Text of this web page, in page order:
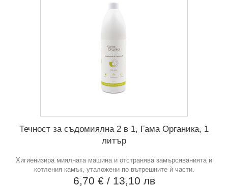
Течност за съдомиялна 2 в 1, Гама Органика, 1
литър
Хигиенизира миялната машина и отстранява замърсяванията и
котления камък, уталожени по вътрешните ѝ части.
6,70 € / 13,10 лв